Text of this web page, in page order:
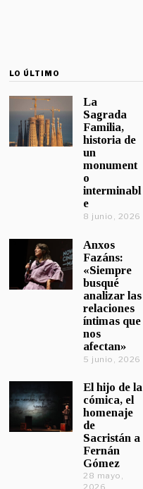
LO ÚLTIMO
La
Sagrada
Familia,
historia de
un
monument
o
interminabl
e
8 junio, 2026
Anxos
Fazáns:
«Siempre
busqué
analizar las
relaciones
íntimas que
nos
afectan»
5 junio, 2026
El hijo de la
cómica, el
homenaje
de
Sacristán a
Fernán
Gómez
28 mayo,